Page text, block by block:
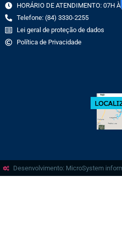
HORÁRIO DE ATENDIMENTO: 07H
Telefone: (84) 3330-2255
Lei geral de proteção de dados
Política de Privacidade
Desenvolvimento: MicroSystem